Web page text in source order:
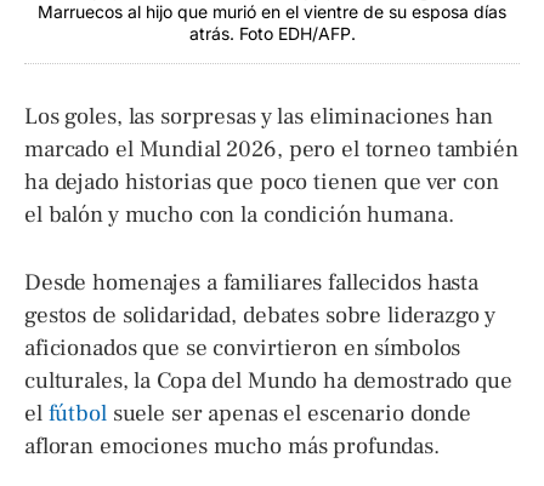
Marruecos al hijo que murió en el vientre de su esposa días
atrás. Foto EDH/AFP.
Los goles, las sorpresas y las eliminaciones han
marcado el Mundial 2026, pero el torneo también
ha dejado historias que poco tienen que ver con
el balón y mucho con la condición humana.
Desde homenajes a familiares fallecidos hasta
gestos de solidaridad, debates sobre liderazgo y
aficionados que se convirtieron en símbolos
culturales, la Copa del Mundo ha demostrado que
el fútbol suele ser apenas el escenario donde
afloran emociones mucho más profundas.